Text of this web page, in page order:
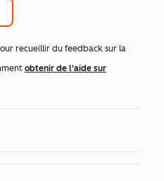
recueillir du feedback sur la
obtenir de l'aide sur